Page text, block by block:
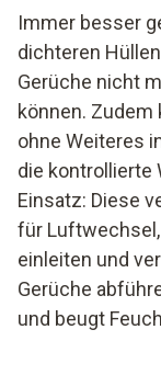
Immer besser
dichteren
Gerüche nicht
können.
ohne Weiteres
die kontrollierte
Einsatz: Diese
für
einleiten und
Gerüche
und beugt